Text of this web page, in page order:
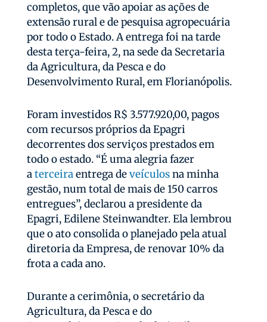
completos, que vão apoiar as ações de
extensão rural e de pesquisa agropecuária
por todo o Estado. A entrega foi na tarde
desta terça-feira, 2, na sede da Secretaria
da Agricultura, da Pesca e do
Desenvolvimento Rural, em Florianópolis.
Foram investidos R$ 3.577.920,00, pagos
com recursos próprios da Epagri
decorrentes dos serviços prestados em
todo o estado. “É uma alegria fazer
aterceiraentrega deveículosna minha
gestão, num total de mais de 150 carros
entregues”, declarou a presidente da
Epagri, Edilene Steinwandter. Ela lembrou
que o ato consolida o planejado pela atual
diretoria da Empresa, de renovar 10% da
frota a cada ano.
Durante a cerimônia, o secretário da
Agricultura, da Pesca e do